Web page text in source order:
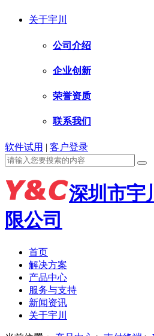
关于宇川
公司介绍
企业创新
荣誉资质
联系我们
软件试用 | 客户登录
深圳市宇
限公司
首页
解决方案
产品中心
服务与支持
新闻资讯
关于宇川